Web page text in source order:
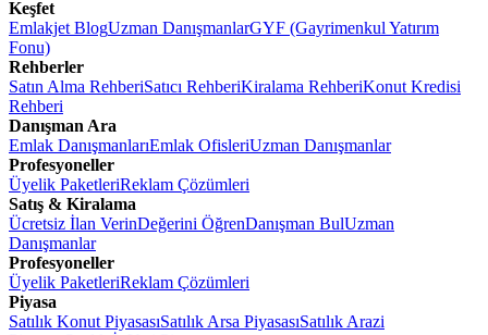
Keşfet
Emlakjet BlogUzman DanışmanlarGYF (Gayrimenkul Yatırım
Fonu)
Rehberler
Satın Alma RehberiSatıcı RehberiKiralama RehberiKonut Kredisi
Rehberi
Danışman Ara
Emlak DanışmanlarıEmlak OfisleriUzman Danışmanlar
Profesyoneller
Üyelik PaketleriReklam Çözümleri
Satış & Kiralama
Ücretsiz İlan VerinDeğerini ÖğrenDanışman BulUzman
Danışmanlar
Profesyoneller
Üyelik PaketleriReklam Çözümleri
Piyasa
Satılık Konut PiyasasıSatılık Arsa PiyasasıSatılık Arazi